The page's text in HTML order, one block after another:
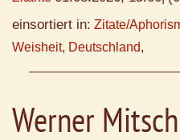
einsortiert in: Zitate/
Weisheit, Deutschland,
Werner Mitsch